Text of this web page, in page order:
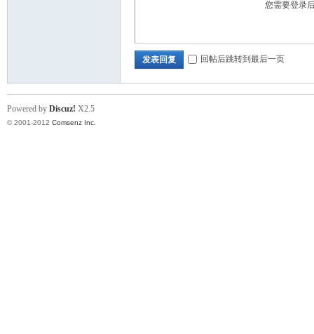
您需要登录
发表回复 回帖后跳转到最后一页
Powered by Discuz! X2.5
© 2001-2012 Comsenz Inc.